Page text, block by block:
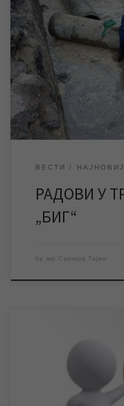
НАЈНОВИЈЕ
односно присуства
самог места извођења
замени дела
помера на 15 часова.
ће у петак изводити
центру […]
ВЕСТИ
РАДОВИ У
„БИГ“
by мр Синиша Гајин
Испитивање
канализација“
територији Града
попунити електронски